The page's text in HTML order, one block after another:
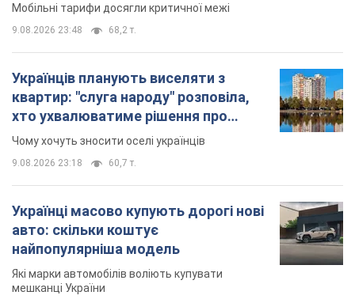
Мобільні тарифи досягли критичної межі
9.08.2026 23:48 68,2 т.
Українців планують виселяти з
квартир: "слуга народу" розповіла,
хто ухвалюватиме рішення про
знесення будинків
Чому хочуть зносити оселі українців
9.08.2026 23:18 60,7 т.
Українці масово купують дорогі нові
авто: скільки коштує
найпопулярніша модель
Які марки автомобілів воліють купувати
мешканці України